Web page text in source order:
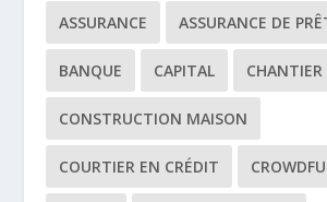
ASSURANCE ASSURANCE DE
BANQUE CAPITAL CHANTIER
CONSTRUCTION MAISON
COURTIER EN CRÉDIT